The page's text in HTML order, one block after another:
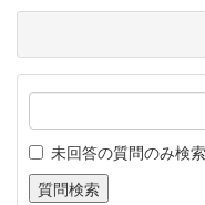
未回答の質問のみ検索